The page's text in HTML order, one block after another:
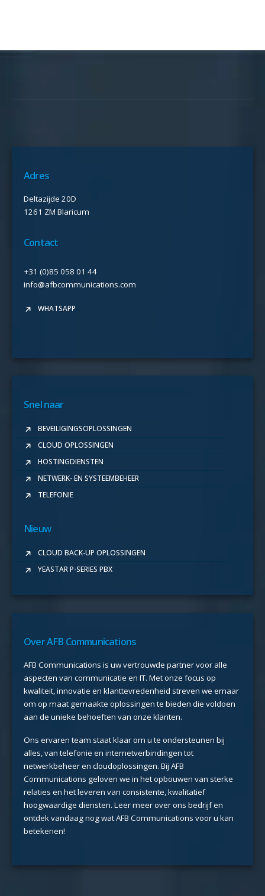
Adres
Deltazijde 20D
1261 ZM Blaricum
Contact
+31 (0)85 058 01 44
info@afbcommunications.com
WHATSAPP
Snel naar
BEVEILIGINGSOPLOSSINGEN
CLOUD OPLOSSINGEN
HOSTINGDIENSTEN
NETWERK- EN SYSTEEMBEHEER
TELEFONIE
Nieuw
CLOUD BACK-UP OPLOSSINGEN
YEASTAR P-SERIES PBX
Over AFB Communications
AFB Communications is uw vertrouwde partner voor alle
aspecten van communicatie en IT. Met onze focus op
kwaliteit, innovatie en klanttevredenheid streven we ernaar
om op maat gemaakte oplossingen te bieden die voldoen
aan de unieke behoeften van onze klanten.
Ons ervaren team staat klaar om u te ondersteunen bij
alles, van telefonie en internetverbindingen tot
netwerkbeheer en cloudoplossingen. Bij AFB
Communications geloven we in het opbouwen van sterke
relaties en het leveren van consistente, kwalitatief
hoogwaardige diensten. Leer meer over ons bedrijf en
ontdek vandaag nog wat AFB Communications voor u kan
betekenen!